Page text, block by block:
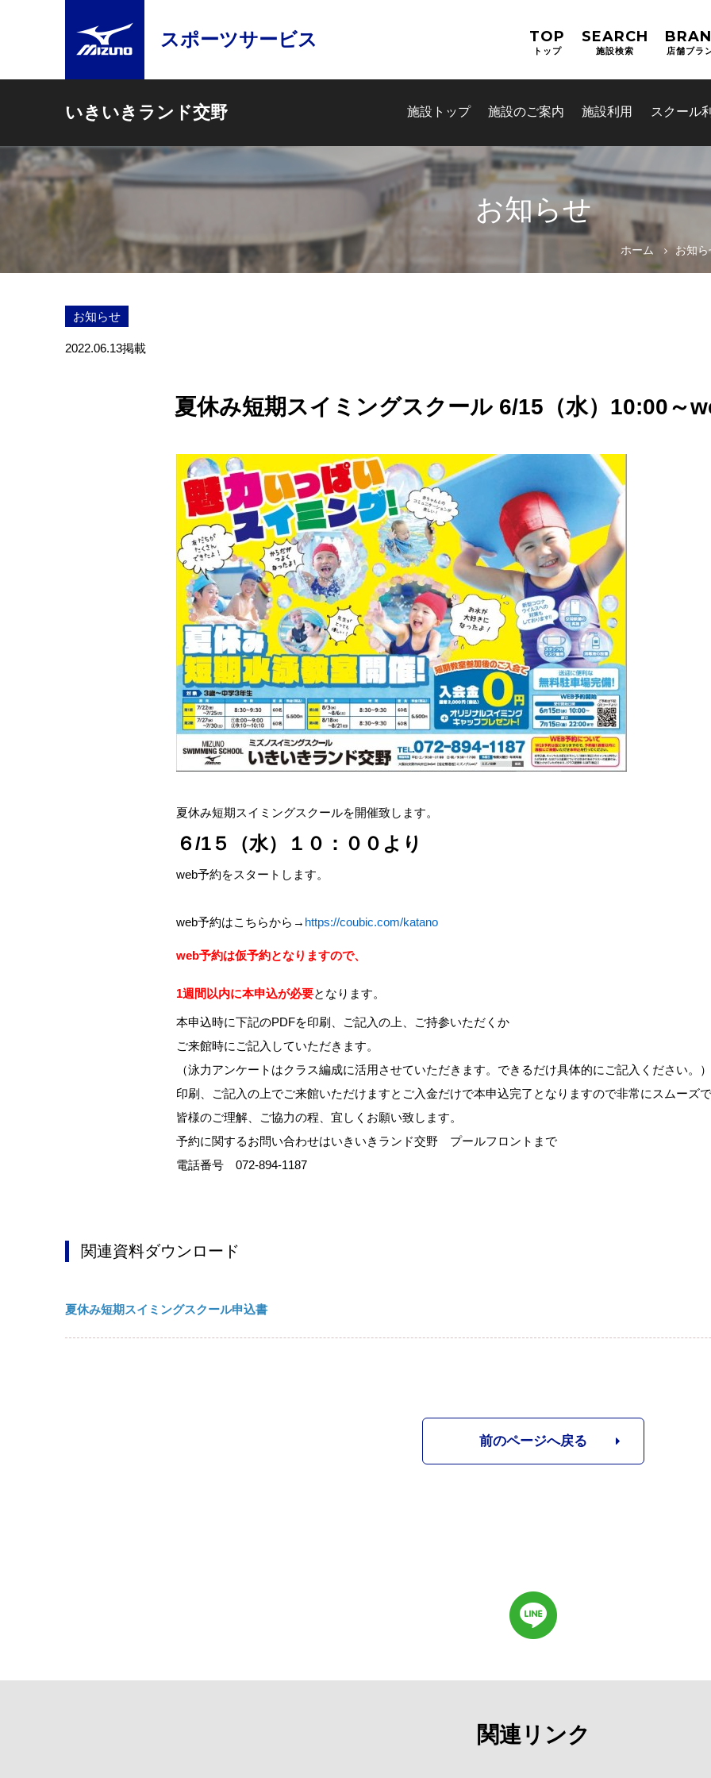
スポーツサービス TOP
トップ
SEARCH
施設検索 店舗ブラ
いきいきランド交野 施設トップ 施設のご案内 施設利用 スクール
お問合せフォーム
交野市施設予約システム
お知らせ
ホーム お知
お知らせ
2022.06.13掲載
夏休み短期スイミングスクール 6/15（水）10:00～
夏休み短期スイミングスクールを開催致します。
６/1５（水）１０：００より
web予約をスタートします。
web予約はこちらから→ https://coubic.com/katano
web予約は仮予約となりますので、
1週間以内に本申込が必要となります。
本申込時に下記のPDFを印刷、ご記入の上、ご持参いただくか
ご来館時にご記入していただきます。
（泳力アンケートはクラス編成に活用させていただきます。できるだけ具体的にご記入ください。）
印刷、ご記入の上でご来館いただけますとご入金だけで本申込完了となりますので非常にスムーズで
皆様のご理解、ご協力の程、宜しくお願い致します。
予約に関するお問い合わせはいきいきランド交野 プールフロントまで
電話番号 072-894-1187
関連資料ダウンロード
夏休み短期スイミングスクール申込書
前のページへ戻る
関連リンク